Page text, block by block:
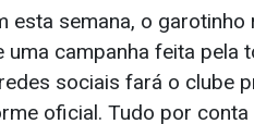
esta semana, o garotinho
uma campanha feita pela
sociais fará o clube
oficial. Tudo por conta